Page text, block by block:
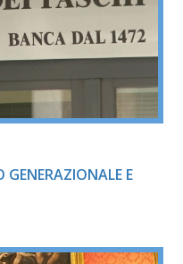
GENERAZIONALE E